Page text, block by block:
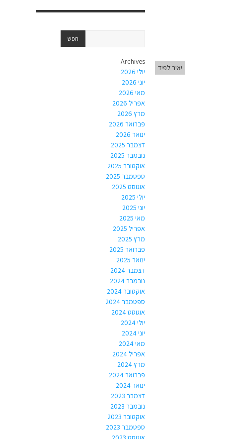
יאיר לפיד
Archives
יולי 2026
יוני 2026
מאי 2026
אפריל 2026
מרץ 2026
פברואר 2026
ינואר 2026
דצמבר 2025
נובמבר 2025
אוקטובר 2025
ספטמבר 2025
אוגוסט 2025
יולי 2025
יוני 2025
מאי 2025
אפריל 2025
מרץ 2025
פברואר 2025
ינואר 2025
דצמבר 2024
נובמבר 2024
אוקטובר 2024
ספטמבר 2024
אוגוסט 2024
יולי 2024
יוני 2024
מאי 2024
אפריל 2024
מרץ 2024
פברואר 2024
ינואר 2024
דצמבר 2023
נובמבר 2023
אוקטובר 2023
ספטמבר 2023